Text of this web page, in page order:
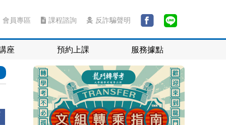
會員專區 課程諮詢 反詐騙聲明
座 預約上課 服務據點